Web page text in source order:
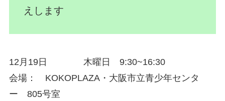
えします
12月19日 木曜日 9:30~16:30
会場： KOKOPLAZA・大阪市立青少年センタ
ー 805号室